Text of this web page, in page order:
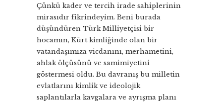
Çünkü kader ve tercih irade sahiplerinin
mirasıdır fikrindeyim. Beni burada
düşündüren Türk Milliyetçisi bir
hocamın, Kürt kimliğinde olan bir
vatandaşımıza vicdanını, merhametini,
ahlak ölçüsünü ve samimiyetini
göstermesi oldu. Bu davranış bu milletin
evlatlarını kimlik ve ideolojik
saplantılarla kavgalara ve ayrışma planı